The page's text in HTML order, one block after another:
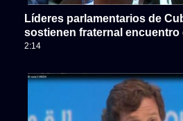
Líderes parlamentarios de
sostienen fraternal encuentro
2:14